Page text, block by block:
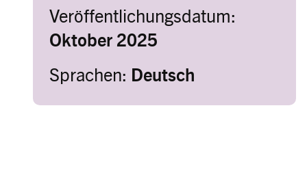
Veröffentlichungsdatum:
Oktober 2025
Sprachen: Deutsch